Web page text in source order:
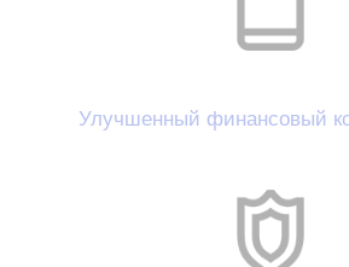
Улучшенный финансовый